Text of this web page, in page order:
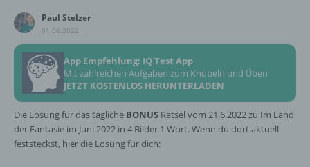
Paul Stelzer
01.06.2022
App Empfehlung: IQ Test App
Mit zahlreichen Aufgaben zum Knobeln und Üben
JETZT KOSTENLOS HERUNTERLADEN
Die Lösung für das tägliche BONUS Rätsel vom 21.6.2022 zu Im Land
der Fantasie im Juni 2022 in 4 Bilder 1 Wort. Wenn du dort aktuell
feststeckst, hier die Lösung für dich: